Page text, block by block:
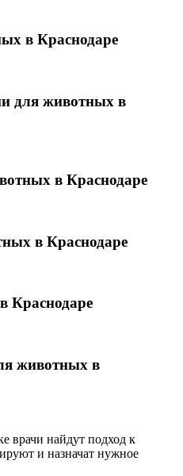
в Краснодаре
для животных в
в Краснодаре
в Краснодаре
Краснодаре
животных в
врачи найдут подход к
и назначат нужное